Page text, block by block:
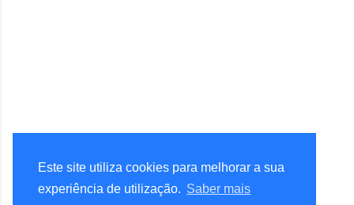
Este site utiliza cookies para melhorar a sua
experiência de utilização. Saber mais